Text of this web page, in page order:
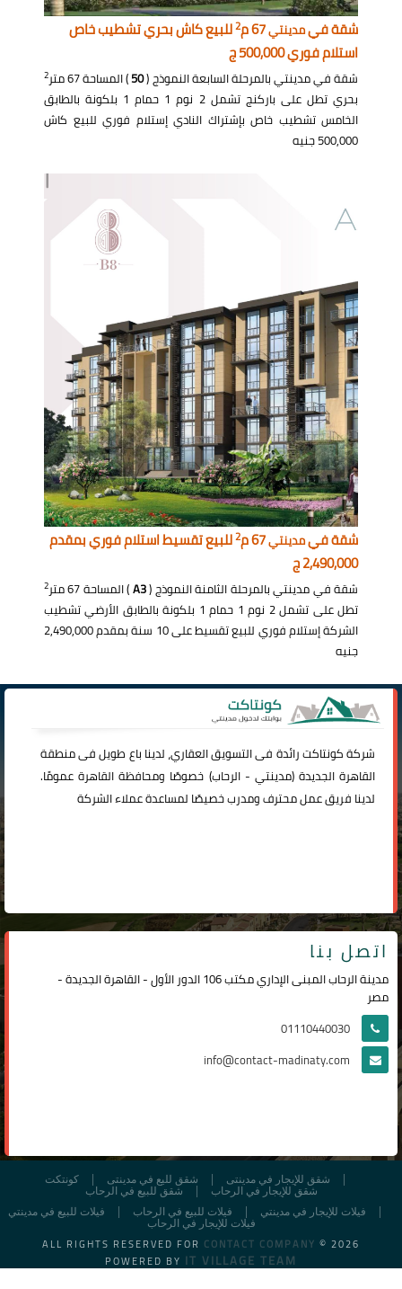
شقة فيمدينتي 2للبيع كاش بحري تشطيب خاص
استلام فوري 500,000 ج
شقة في مدينتي بالمرحلة السابعة النموذج (50) المساحة 67 متر 2
بحري تطل على باركنج تشمل 2 نوم 1 حمام 1 بلكونة بالطابق
الخامس تشطيب خاص بإشتراك النادي إستلام فوري للبيع كاش
500,000 جنيه
شقة فيمدينتي 2للبيع تقسيط استلام فوري بمقدم
2,490,000 ج
شقة في مدينتي بالمرحلة الثامنة النموذج (A3) المساحة 67 متر 2
تطل على تشمل 2 نوم 1 حمام 1 بلكونة بالطابق الأرضي تشطيب
الشركة إستلام فوري للبيع تقسيط على 10 سنة بمقدم 2,490,000
جنيه
شركةكونتاكترائدة فى التسويق العقاري، لدينا باع طويل فى منطقة
القاهرة الجديدة (مدينتي -الرحاب) خصوصًا ومحافظة القاهرة عمومًا.
لدينا فريق عمل محترف ومدرب خصيصًا لمساعدة عملاء الشركة
اتصل بنا
مدينة الرحاب المبنى الإداري مكتب 106 الدور الأول - القاهرة الجديدة -
مصر
01110440030
info@contact-madinaty.com
كونتكت شقق لليع في مدينتى
شقق للإيجار في مدينتى
شقق للبيع في الرحاب
شقق للإيجار في الرحاب
فيلات للبيع في مدينتي
فيلات للبيع في الرحاب
فيلات للإيجار في مدينتي
فيلات للإيجار في الرحاب
ALL RIGHTS RESERVED FOR CONTACT COMPANY © 2026
POWERED BY IT VILLAGE TEAM